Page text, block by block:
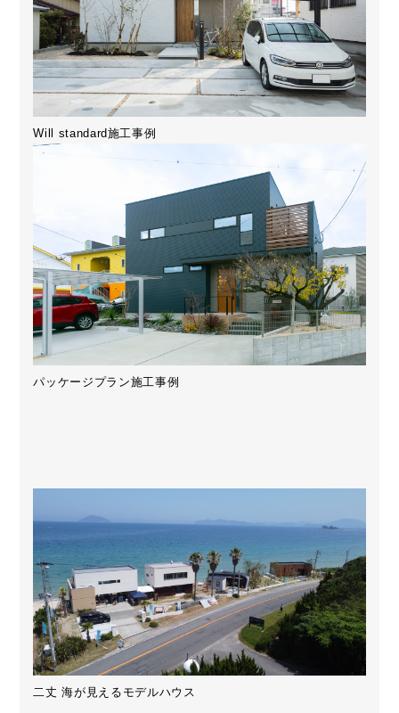
Will standard施工事例
パッケージプラン施工事例
二丈 海が見えるモデルハウス